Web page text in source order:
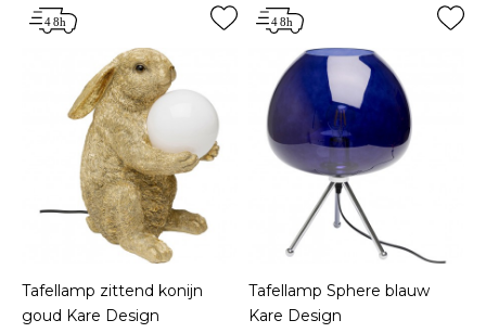
Tafellamp zittend konijn
goud Kare Design
Tafellamp Sphere blauw
Kare Design